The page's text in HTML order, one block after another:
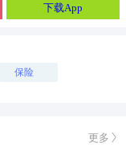
下载App
保险
更多